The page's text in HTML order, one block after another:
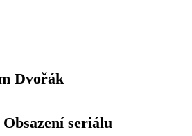
Dvořák
Obsazení seriálu